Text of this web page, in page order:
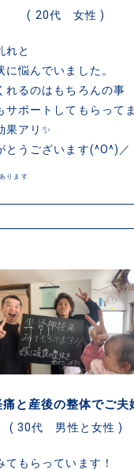
( 20代 女性 )
れと
に悩んでいました。
れるのはもちろんの事
サポートしてもらって
果アリ✨
とうございます(^O^)／
ります
痛と産後の整体でご夫
( 30代 男性と女性 )
てもらっています！